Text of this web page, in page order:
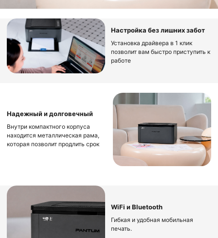
Настройка без лишних забот
Установка драйвера в 1 клик
позволит вам быстро приступить к
работе
Надежный и долговечный
Внутри компактного корпуса
находится металлическая рама,
которая позволит продлить срок
WiFi и Bluetooth
Гибкая и удобная мобильная
печать.